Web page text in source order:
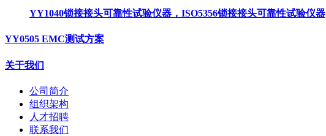
YY1040锁接接头可靠性试验仪器，ISO5356锁接接头可靠性试验仪器
YY0505 EMC测试方案
关于我们
公司简介
组织架构
人才招聘
联系我们